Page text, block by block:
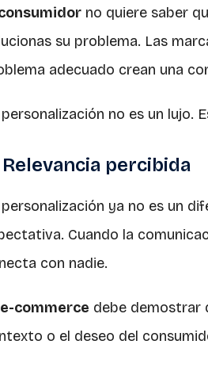
no quiere saber
su problema. Las
adecuado crean una
personalización no es un lujo.
percibida
personalización ya no es un
Cuando la
con nadie.
e-commerce debe demostrar
o el deseo del